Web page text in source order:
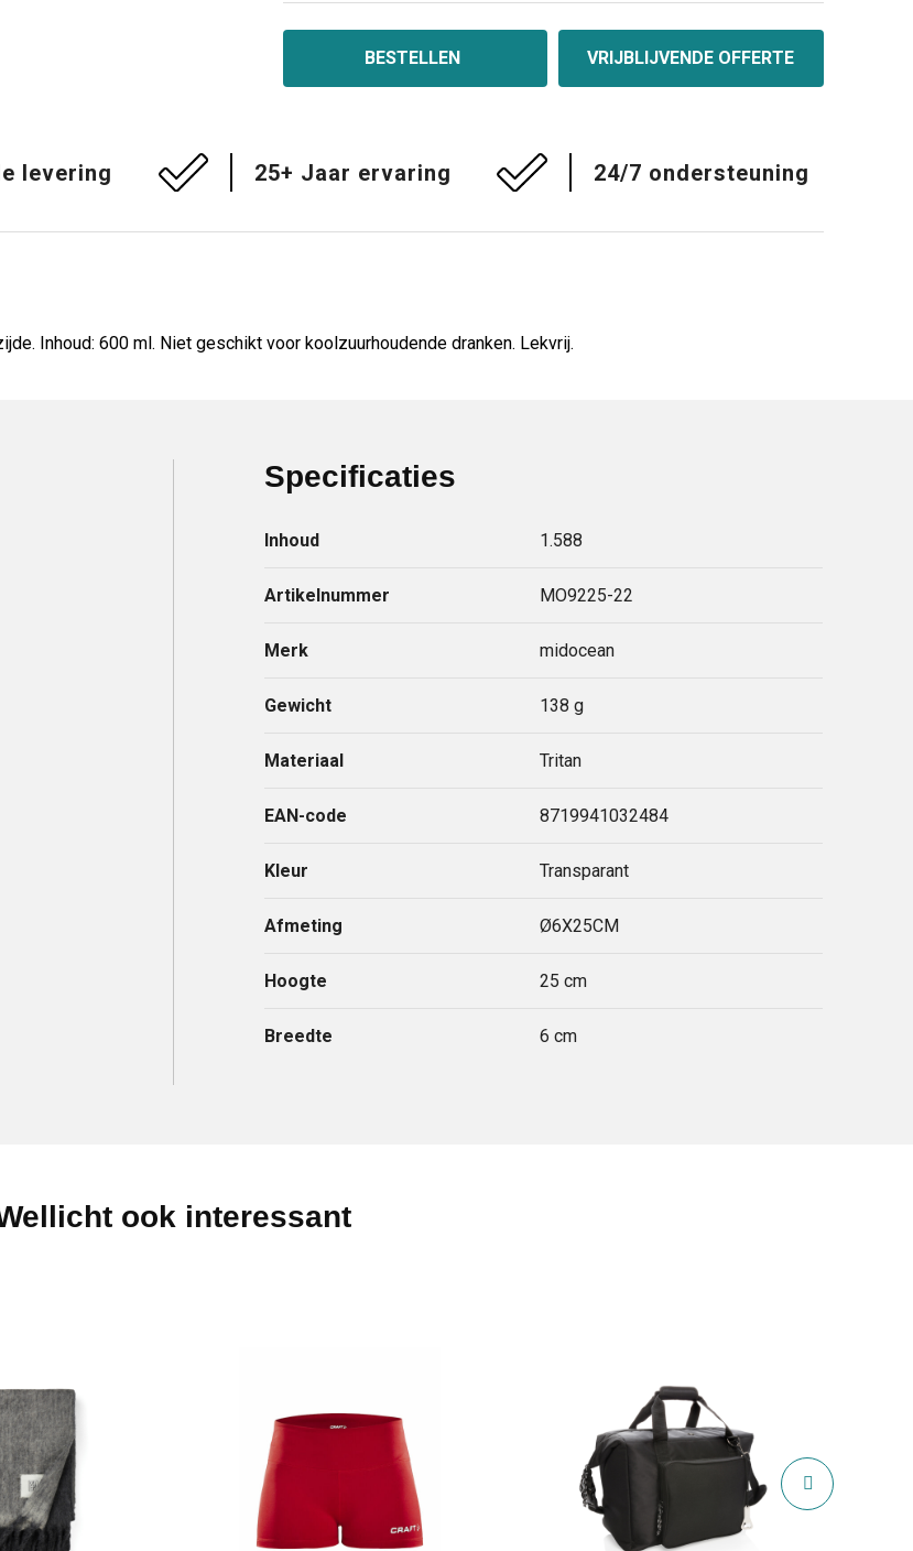
BESTELLEN VRIJBLIJVENDE OFFERTE
levering 25+ Jaar ervaring 24/7 ondersteuning
Inhoud: 600 ml. Niet geschikt voor koolzuurhoudende dranken. Lekvrij.
Specificaties
Inhoud 1.588
Artikelnummer MO9225-22
Merk midocean
Gewicht 138 g
Materiaal Tritan
EAN-code 8719941032484
Kleur Transparant
Afmeting Ø6X25CM
Hoogte 25 cm
Breedte 6 cm
ook interessant